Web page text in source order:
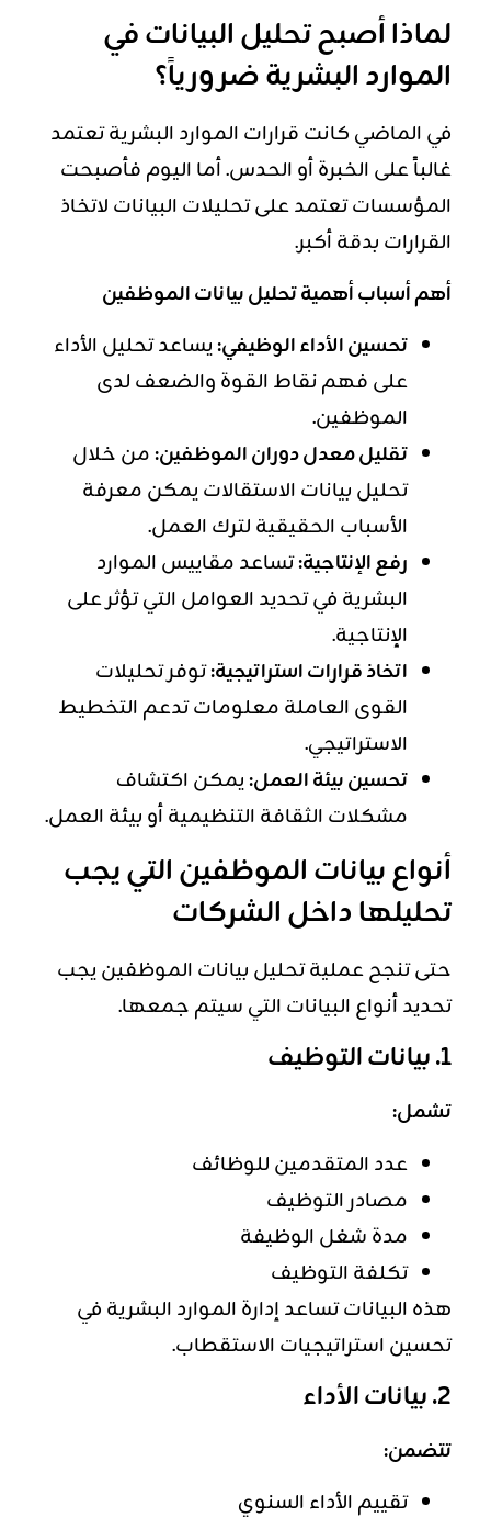
لماذا أصبح تحليل البيانات في
الموارد البشرية ضرورياً؟
في الماضي كانت قرارات الموارد البشرية تعتمد
غالباً على الخبرة أو الحدس. أما اليوم فأصبحت
المؤسسات تعتمد على تحليلات البيانات لاتخاذ
القرارات بدقة أكبر.
أهم أسباب أهمية تحليل بيانات الموظفين
تحسين الأداء الوظيفي:يساعد تحليل الأداء
على فهم نقاط القوة والضعف لدى
الموظفين.
تقليل معدل دوران الموظفين:من خلال
تحليل بيانات الاستقالات يمكن معرفة
الأسباب الحقيقية لترك العمل.
رفع الإنتاجية:تساعد مقاييس الموارد
البشرية في تحديد العوامل التي تؤثر على
الإنتاجية.
اتخاذ قرارات استراتيجية:توفر تحليلات
القوى العاملة معلومات تدعم التخطيط
الاستراتيجي.
تحسين بيئة العمل:يمكن اكتشاف
مشكلات الثقافة التنظيمية أو بيئة العمل.
أنواع بيانات الموظفين التي يجب
تحليلها داخل الشركات
حتى تنجح عملية تحليل بيانات الموظفين يجب
تحديد أنواع البيانات التي سيتم جمعها.
1. بيانات التوظيف
تشمل:
عدد المتقدمين للوظائف
مصادر التوظيف
مدة شغل الوظيفة
تكلفةالتوظيف
هذه البيانات تساعد إدارة الموارد البشرية في
تحسين استراتيجيات الاستقطاب.
2. بيانات الأداء
تتضمن:
تقييم الأداء السنوي